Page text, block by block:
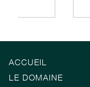
ACCUEIL
LE DOMAINE